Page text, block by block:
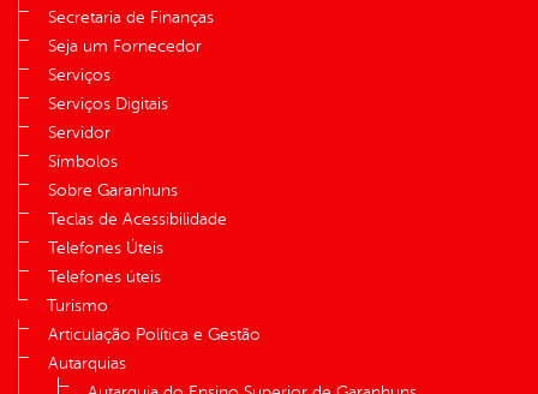
Secretaria de Finanças
Seja um Fornecedor
Serviços
Serviços Digitais
Servidor
Símbolos
Sobre Garanhuns
Teclas de Acessibilidade
Telefones Úteis
Telefones úteis
Turismo
Articulação Política e Gestão
Autarquias